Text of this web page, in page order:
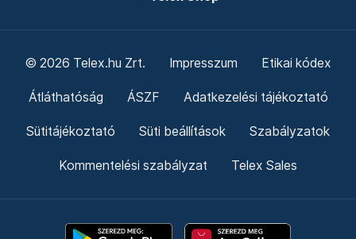
© 2026 Telex.hu Zrt. Impresszum Etikai kódex
Átláthatóság ÁSZF Adatkezelési tájékoztató
Sütitájékoztató Süti beállítások Szabályzatok
Kommentelési szabályzat Telex Sales